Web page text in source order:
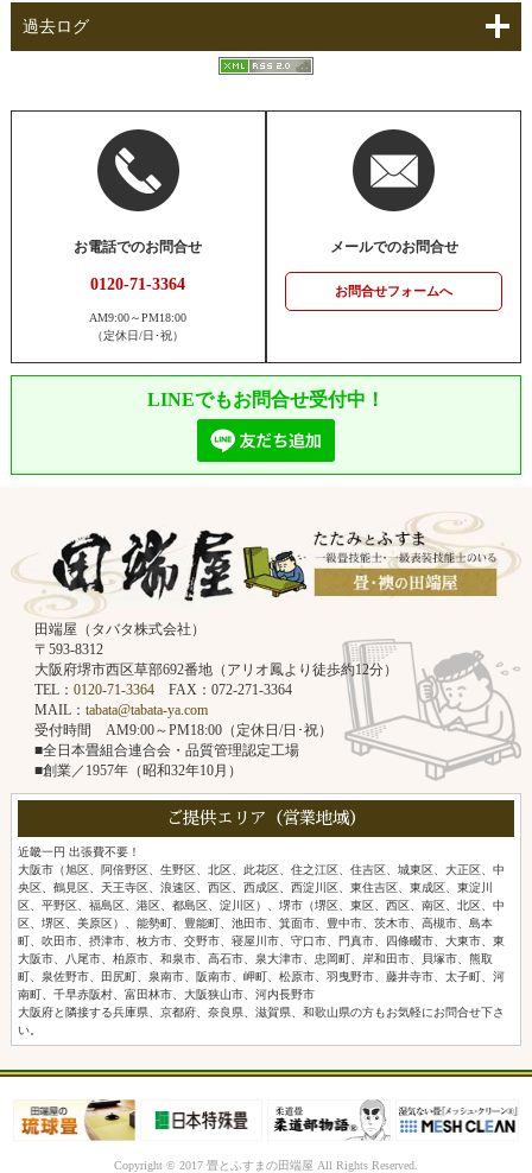
過去ログ
お電話でのお問合せ
0120-71-3364
AM9:00～PM18:00
（定休日/日･祝）
メールでのお問合せ
お問合せフォームへ
LINEでもお問合せ受付中！
田端屋（タバタ株式会社）
〒593-8312
大阪府堺市西区草部692番地（アリオ鳳より徒歩約12分）
TEL： 0120-71-3364FAX：072-271-3364
MAIL： tabata@tabata-ya.com
受付時間 AM9:00～PM18:00（定休日/日･祝）
■全日本畳組合連合会・品質管理認定工場
■創業／1957年（昭和32年10月）
ご提供エリア（営業地域）
近畿一円 出張費不要！
大阪市（旭区、阿倍野区、生野区、北区、此花区、住之江区、住吉区、城東区、大正区、中
央区、鶴見区、天王寺区、浪速区、西区、西成区、西淀川区、東住吉区、東成区、東淀川
区、平野区、福島区、港区、都島区、淀川区）、堺市（堺区、東区、西区、南区、北区、中
区、堺区、美原区）、能勢町、豊能町、池田市、箕面市、豊中市、茨木市、高槻市、島本
町、吹田市、摂津市、枚方市、交野市、寝屋川市、守口市、門真市、四條畷市、大東市、東
大阪市、八尾市、柏原市、和泉市、高石市、泉大津市、忠岡町、岸和田市、貝塚市、熊取
町、泉佐野市、田尻町、泉南市、阪南市、岬町、松原市、羽曳野市、藤井寺市、太子町、河
南町、千早赤阪村、富田林市、大阪狭山市、河内長野市
大阪府と隣接する兵庫県、京都府、奈良県、滋賀県、和歌山県の方もお気軽にお問合せ下さ
い。
Copyright © 2017 畳とふすまの田端屋 All Rights Reserved.